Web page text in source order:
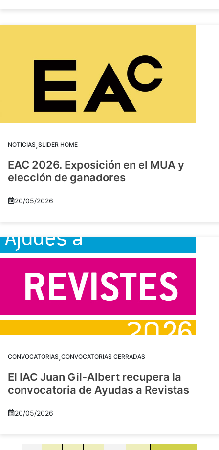
NOTICIAS,SLIDER HOME
EAC 2026. Exposición en el MUA y
elección de ganadores
20/05/2026
CONVOCATORIAS,CONVOCATORIAS CERRADAS
El IAC Juan Gil-Albert recupera la
convocatoria de Ayudas a Revistas
20/05/2026